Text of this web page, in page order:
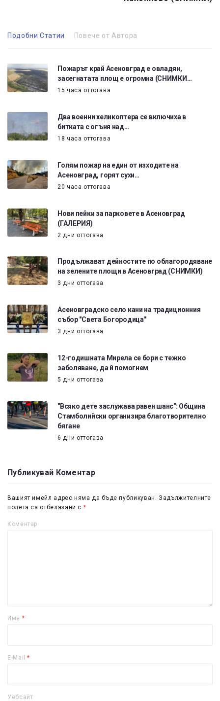
Подобни Статии Повече от Автора
Пожарът край Асеновград е овладян,
засегнатата площ е огромна (СНИМКИ…
15 часа оттогава
Два военни хеликоптера се включиха в
битката с огъня над…
18 часа оттогава
Голям пожар на един от изходите на
Асеновград, горят сухи…
20 часа оттогава
Нови пейки за парковете в Асеновград
(ГАЛЕРИЯ)
2 дни оттогава
Продължават дейностите по облагородяване
на зелените площи в Асеновград (СНИМКИ)
3 дни оттогава
Асеновградско село кани на традиционния
събор "Света Богородица"
3 дни оттогава
12-годишната Мирела се бори с тежко
заболяване, да й помогнем
5 дни оттогава
"Всяко дете заслужава равен шанс": Община
Стамболийски организира благотворително
бягане
6 дни оттогава
Публикувай Коментар
Вашият имейл адрес няма да бъде публикуван.
Задължителните
полета са отбелязани с *
Коментар
Име *
E-Mail*
Уебсайт